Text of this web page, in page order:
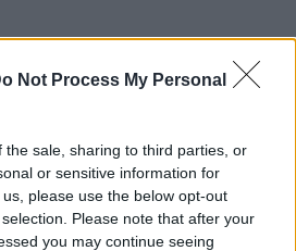
Not Process My Personal
the sale, sharing to third parties, or
or sensitive information for
please use the below opt-out
Please note that after your
you may continue seeing